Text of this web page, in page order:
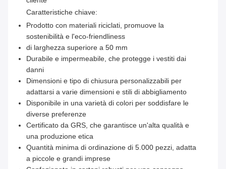
Caratteristiche chiave:
Prodotto con materiali riciclati, promuove la
sostenibilità e l'eco-friendliness
di larghezza superiore a 50 mm
Durabile e impermeabile, che protegge i vestiti dai
danni
Dimensioni e tipo di chiusura personalizzabili per
adattarsi a varie dimensioni e stili di abbigliamento
Disponibile in una varietà di colori per soddisfare le
diverse preferenze
Certificato da GRS, che garantisce un'alta qualità e
una produzione etica
Quantità minima di ordinazione di 5.000 pezzi, adatta
a piccole e grandi imprese